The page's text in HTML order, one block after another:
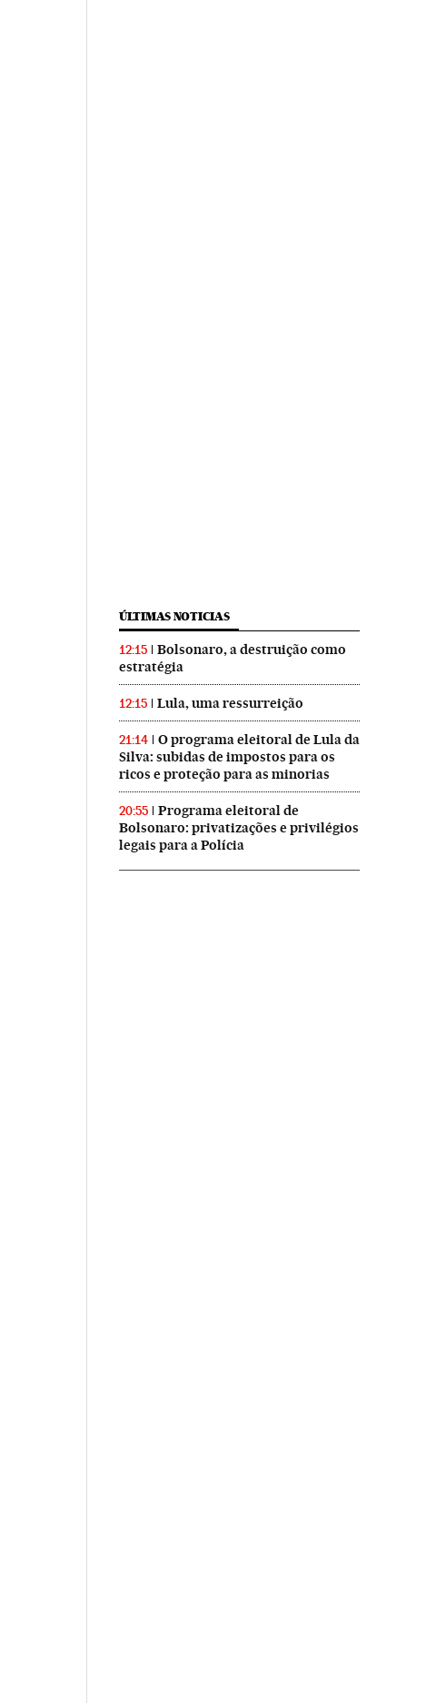
ÚLTIMAS NOTICIAS
12:15
Bolsonaro, a destruição como
estratégia
12:15 Lula, uma ressurreição
21:14
O programa eleitoral de Lula da
Silva: subidas de impostos para os
ricos e proteção para as minorias
20:55
Programa eleitoral de
Bolsonaro: privatizações e privilégios
legais para a Polícia